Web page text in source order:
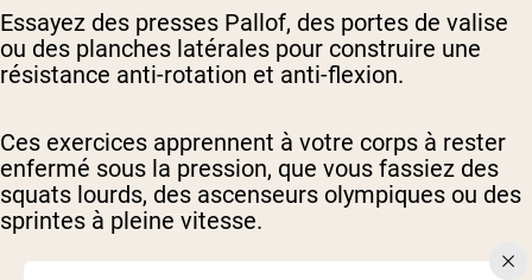
Essayez des presses Pallof, des portes de valise
ou des planches latérales pour construire une
résistance anti-rotation et anti-flexion.
Ces exercices apprennent à votre corps à rester
enfermé sous la pression, que vous fassiez des
squats lourds, des ascenseurs olympiques ou des
sprintes à pleine vitesse.